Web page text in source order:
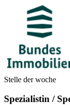
Stelle der woche
Spezialistin /